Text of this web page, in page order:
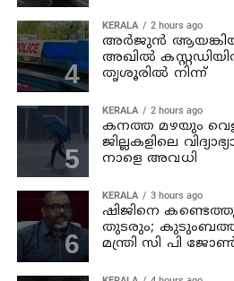
KERALA 2 hours ago
അര്‍ജുന്‍
അഖില്‍
തൃശൂരില്‍ നിന്ന്
KERALA 2 hours ago
കനത്ത മഴയും
ജില്ലകളിലെ
നാളെ അവധി
KERALA 3 hours ago
ഷിജിനെ
തുടരും;
മന്ത്രി സി പി